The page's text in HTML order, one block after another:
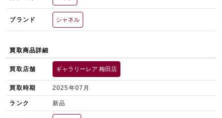
ブランド シャネル
買取商品詳細
買取店舗 ギャラリーレア 梅田店
買取時期 2025年07月
ランク 新品